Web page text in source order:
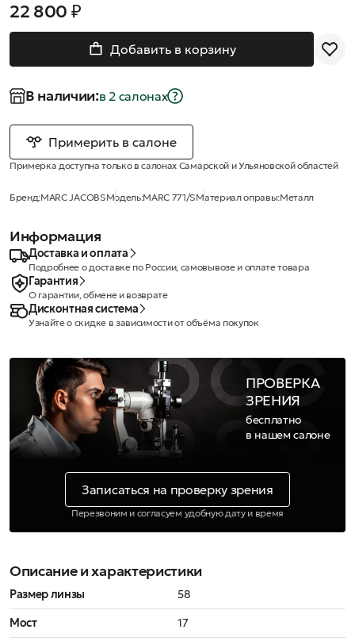
22 800 ₽
Добавить в корзину
В наличии:в 2 салонах
Примерить в салоне
Примерка доступна только в салонах Самарской и Ульяновской областей
Бренд:MARC JACOBSМодель:MARC 771/SМатериал оправы:Металл
Информация
Доставка и оплата
Подробнее о доставке по России, самовывозе и оплате товара
Гарантия
О гарантии, обмене и возврате
Дисконтная система
Узнайте о скидке в зависимости от объёма покупок
ПРОВЕРКА
ЗРЕНИЯ
бесплатно
в нашем салоне
Записаться на проверку зрения
Перезвоним и согласуем удобную дату и время
Описание и характеристики
Размер линзы
58
Мост
17